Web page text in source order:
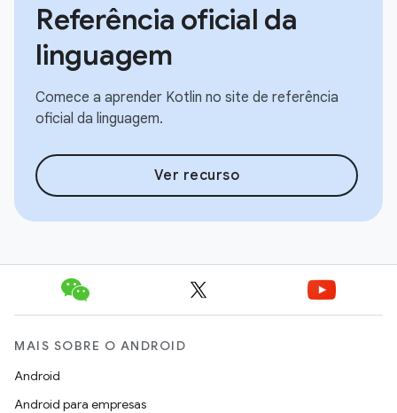
Referência oficial da
linguagem
Comece a aprender Kotlin no site de referência
oficial da linguagem.
Ver recurso
MAIS SOBRE O ANDROID
Android
Android para empresas